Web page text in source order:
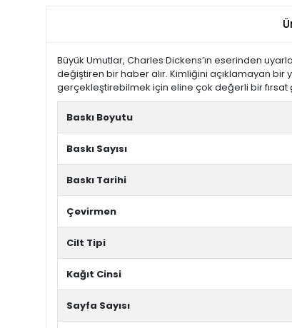
Büyük Umutlar, Charles Dickens’ın eserinden
değiştiren bir haber alır. Kimliğini açıklamayan bir
gerçekleştirebilmek için eline çok değerli bir
Baskı Boyutu
Baskı Sayısı
Baskı Tarihi
Çevirmen
Cilt Tipi
Kağıt Cinsi
Sayfa Sayısı